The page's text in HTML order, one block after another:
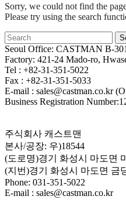
Sorry, we could not find the
Please try using the search
Seoul Office: CASTMAN B-
Factory: 421-24 Mado-ro,
Tel : +82-31-351-5022
Fax : +82-31-351-5033
E-mail : sales@castman.co.kr
Business Registration
주식회사 캐스트맨
본사/공장: 우)18544
(도로명)경기 화성시 마도면
(지번)경기 화성시 마도면 금
Phone: 031-351-5022
E-mail : sales@castman.co.kr